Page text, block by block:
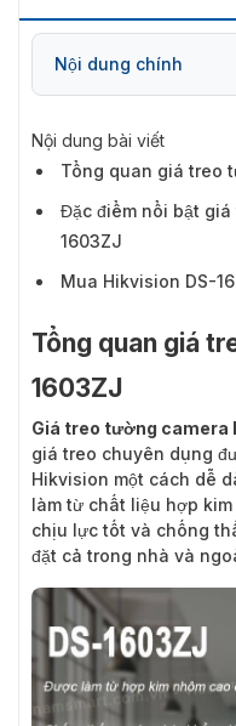
Nội dung chính
Nội dung bài viết
Tổng quan giá treo
Đặc điểm nổi bật
1603ZJ
Mua Hikvision DS-
Tổng quan giá
1603ZJ
Giá treo tường camera
giá treo chuyên dụng
Hikvision một cách dễ
làm từ chất liệu hợp
chịu lực tốt và chống
đặt cả trong nhà và